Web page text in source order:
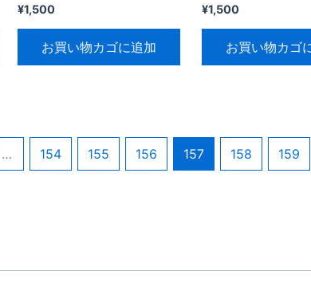
¥1,500
お買い物カゴに追加
¥1,500
お買い物カゴ
… 154 155 156 157 158 159